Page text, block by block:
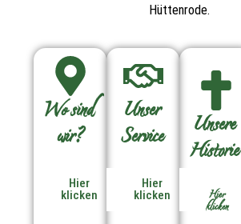
Hüttenrode.
Wo sind
wir?
Hier
klicken
Unser
Service
Hier
klicken
Unsere
Historie
Hier
klicken